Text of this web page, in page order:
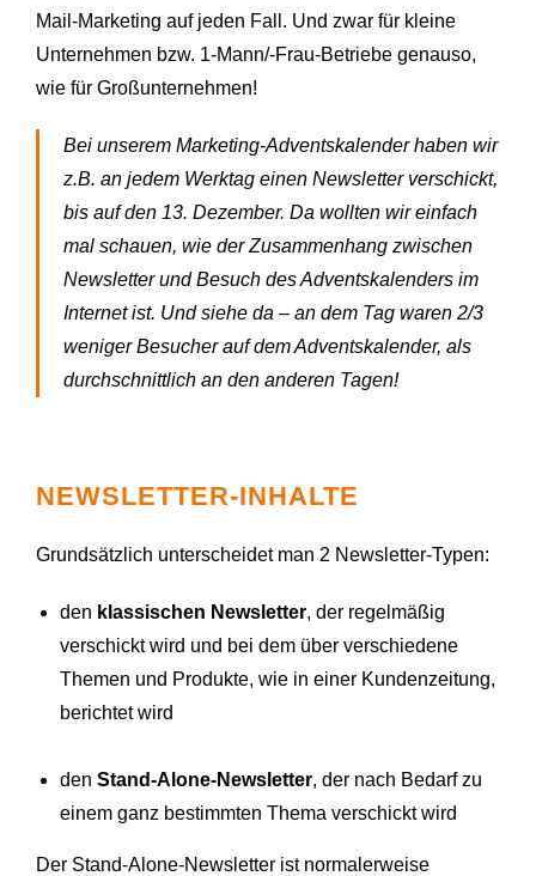
Mail-Marketing auf jeden Fall. Und zwar für kleine
Unternehmen bzw. 1-Mann/-Frau-Betriebe genauso,
wie für Großunternehmen!
Bei unserem Marketing-Adventskalender haben wir
z.B. an jedem Werktag einen Newsletter verschickt,
bis auf den 13. Dezember. Da wollten wir einfach
mal schauen, wie der Zusammenhang zwischen
Newsletter und Besuch des Adventskalenders im
Internet ist. Und siehe da – an dem Tag waren 2/3
weniger Besucher auf dem Adventskalender, als
durchschnittlich an den anderen Tagen!
NEWSLETTER-INHALTE
Grundsätzlich unterscheidet man 2 Newsletter-Typen:
den klassischen Newsletter, der regelmäßig
verschickt wird und bei dem über verschiedene
Themen und Produkte, wie in einer Kundenzeitung,
berichtet wird
den Stand-Alone-Newsletter, der nach Bedarf zu
einem ganz bestimmten Thema verschickt wird
Der Stand-Alone-Newsletter ist normalerweise